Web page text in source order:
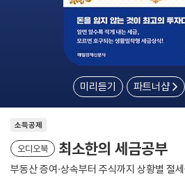
미리듣기 파트너샵
소득공제
오디오북 최소한의 세금공부
부동산 증여·상속부터 주식까지 상황별 절